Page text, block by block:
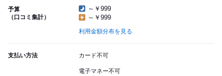
予算
（口コミ集計）
～￥999
～￥999
利用金額分布を見る
支払い方法 カード不可
電子マネー不可